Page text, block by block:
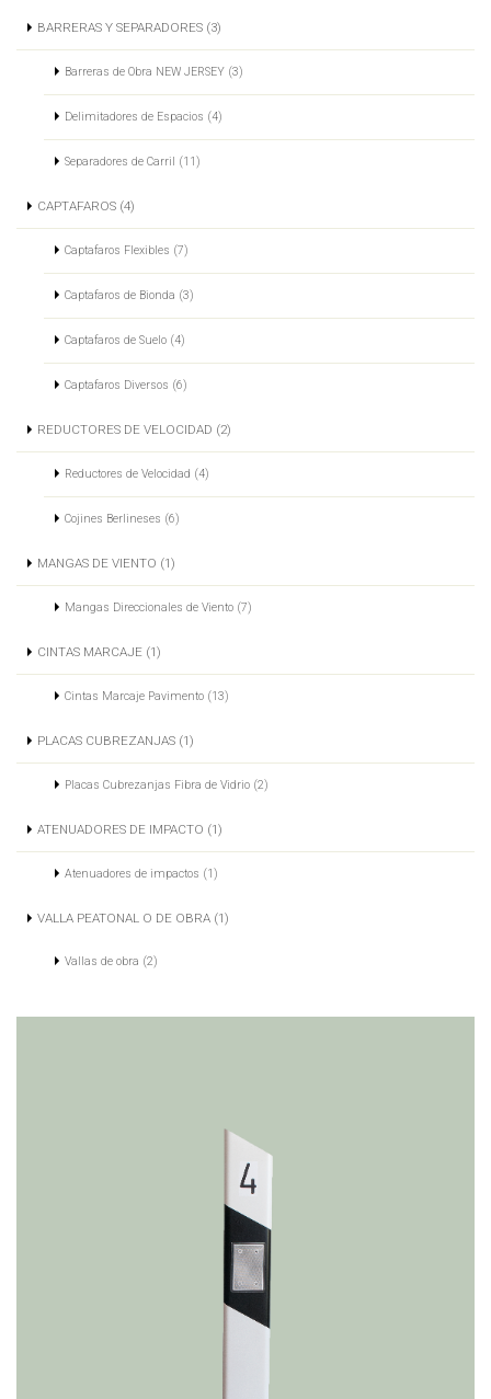
BARRERAS Y SEPARADORES (3)
Barreras de Obra NEW JERSEY (3)
Delimitadores de Espacios (4)
Separadores de Carril (11)
CAPTAFAROS (4)
Captafaros Flexibles (7)
Captafaros de Bionda (3)
Captafaros de Suelo (4)
Captafaros Diversos (6)
REDUCTORES DE VELOCIDAD (2)
Reductores de Velocidad (4)
Cojines Berlineses (6)
MANGAS DE VIENTO (1)
Mangas Direccionales de Viento (7)
CINTAS MARCAJE (1)
Cintas Marcaje Pavimento (13)
PLACAS CUBREZANJAS (1)
Placas Cubrezanjas Fibra de Vidrio (2)
ATENUADORES DE IMPACTO (1)
Atenuadores de impactos (1)
VALLA PEATONAL O DE OBRA (1)
Vallas de obra (2)